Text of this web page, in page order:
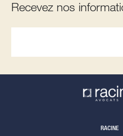
Recevez nos
RACINE